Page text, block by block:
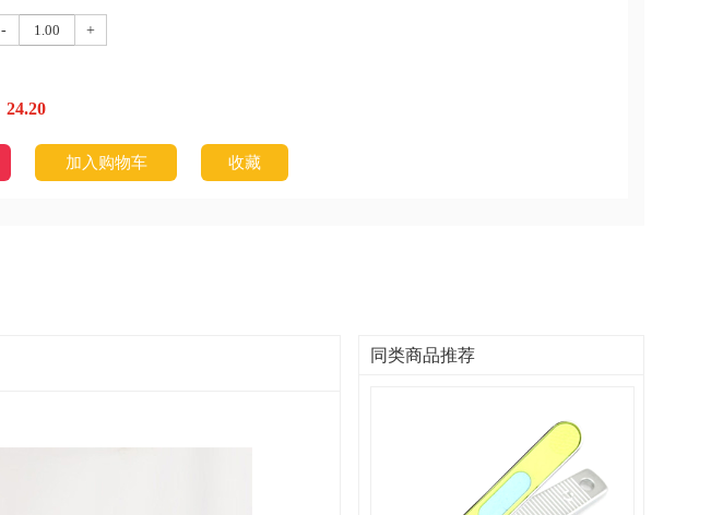
- +
24.20
加入购物车 收藏
同类商品推荐